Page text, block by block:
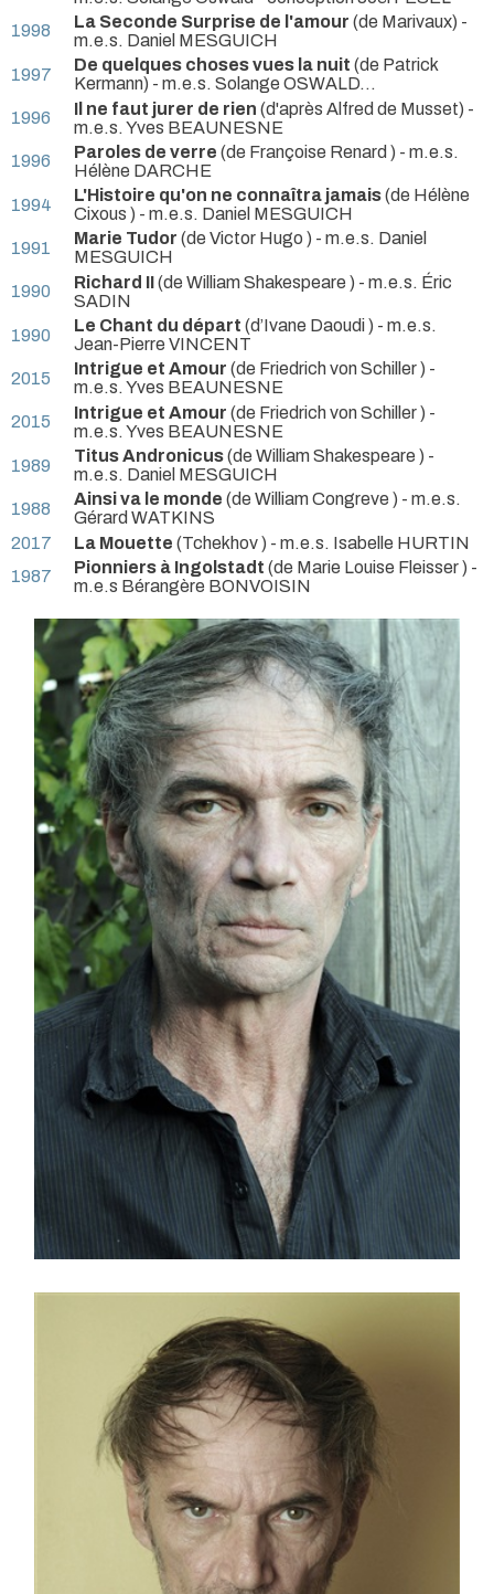
1998
La Seconde Surprise de l'amour (de Marivaux) -
m.e.s. Daniel MESGUICH
1997
De quelques choses vues la nuit (de Patrick
Kermann) - m.e.s. Solange OSWALD…
1996
Il ne faut jurer de rien (d'après Alfred de Musset) -
m.e.s. Yves BEAUNESNE
1996
Paroles de verre (de Françoise Renard ) - m.e.s.
Hélène DARCHE
1994
L'Histoire qu'on ne connaîtra jamais(de Hélène
Cixous ) - m.e.s. Daniel MESGUICH
1991
Marie Tudor (de Victor Hugo ) - m.e.s. Daniel
MESGUICH
1990
Richard II(de William Shakespeare ) - m.e.s. Éric
SADIN
1990
Le Chant du départ (d’Ivane Daoudi ) - m.e.s.
Jean-Pierre VINCENT
2015
Intrigue et Amour (de Friedrich von Schiller ) -
m.e.s. Yves BEAUNESNE
2015
Intrigue et Amour (de Friedrich von Schiller ) -
m.e.s. Yves BEAUNESNE
1989
Titus Andronicus(de William Shakespeare ) -
m.e.s. Daniel MESGUICH
1988
Ainsi va le monde (de William Congreve ) - m.e.s.
Gérard WATKINS
2017
La Mouette (Tchekhov ) - m.e.s. Isabelle HURTIN
1987
Pionniers à Ingolstadt (de Marie Louise Fleisser ) -
m.e.s Bérangère BONVOISIN